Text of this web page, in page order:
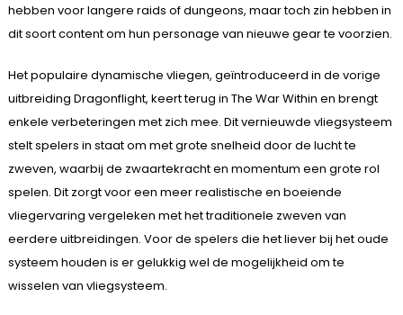
hebben voor langere raids of dungeons, maar toch zin hebben in
dit soort content om hun personage van nieuwe gear te voorzien.
Het populaire dynamische vliegen, geïntroduceerd in de vorige
uitbreiding Dragonflight, keert terug in The War Within en brengt
enkele verbeteringen met zich mee. Dit vernieuwde vliegsysteem
stelt spelers in staat om met grote snelheid door de lucht te
zweven, waarbij de zwaartekracht en momentum een grote rol
spelen. Dit zorgt voor een meer realistische en boeiende
vliegervaring vergeleken met het traditionele zweven van
eerdere uitbreidingen. Voor de spelers die het liever bij het oude
systeem houden is er gelukkig wel de mogelijkheid om te
wisselen van vliegsysteem.